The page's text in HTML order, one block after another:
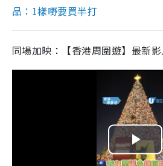
品：1樣嘢要買半打
同場加映：【香港周圍遊】最新影
P